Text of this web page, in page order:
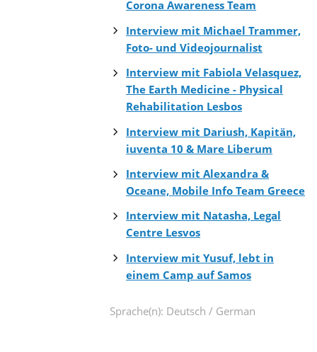
Corona Awareness Team
Interview mit Michael Trammer,
Foto- und Videojournalist
Interview mit Fabiola Velasquez,
The Earth Medicine - Physical
Rehabilitation Lesbos
Interview mit Dariush, Kapitän,
iuventa 10 & Mare Liberum
Interview mit Alexandra &
Oceane, Mobile Info Team Greece
Interview mit Natasha, Legal
Centre Lesvos
Interview mit Yusuf, lebt in
einem Camp auf Samos
Sprache(n): Deutsch / German